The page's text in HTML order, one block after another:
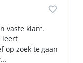
vaste klant,
leert
op zoek te gaan